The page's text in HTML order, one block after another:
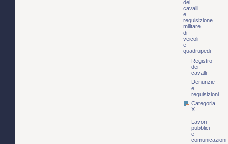
dei
cavalli
e
requisizione
militare
di
veicoli
e
quadrupedi
Registro
dei
cavalli
Denunzie
e
requisizioni
Categoria
X
-
Lavori
pubblici
e
comunicazioni